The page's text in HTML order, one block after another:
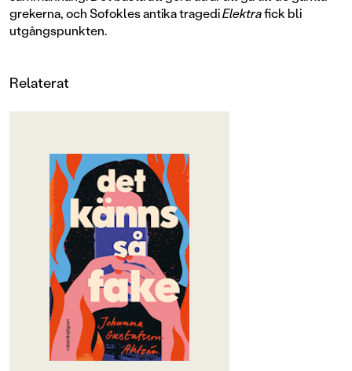
grekerna, och Sofokles antika tragediElektrafick bli
utgångspunkten.
Relaterat
OM BOKEN
"rappt, grovt och spännande" –
Lydia Wistisen, Dagens Nyheter
Egentligen är det ingen stor grej att
Elektras mamma är en av Sveriges
största mammabloggare. Ingen
under 55 läser väl bloggar, och vem
bryr sig om stela samarbeten med
företag som tillverkar påslakan eller
menskoppar? Men en kväll postar
någon ett gammalt blogginlägg
(med den pinsamma rubriken Vi
måste våga prata om psykisk